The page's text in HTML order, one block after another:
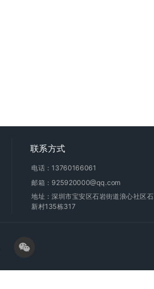
联系方式
电话：13760166061
邮箱：925920000@qq.com
地址：深圳市宝安区石岩街道浪心社区
新村135栋317